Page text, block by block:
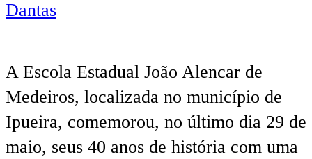
Dantas
A Escola Estadual João Alencar de
Medeiros, localizada no município de
Ipueira, comemorou, no último dia 29 de
maio, seus 40 anos de história com uma